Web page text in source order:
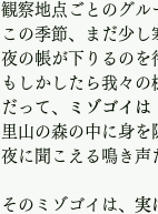
観察地点ごとのグル
この季節、まだ少
夜の帳が下りるのを
もしかしたら我々の
だって、
ミゾゴイは
里山の森の中に身を
夜に聞こえる鳴き声
そのミゾゴイは、 実